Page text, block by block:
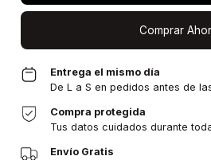
Comprar
Entrega el mismo día
De L a S en pedidos antes de
Compra protegida
Tus datos cuidados durante
Envío Gratis